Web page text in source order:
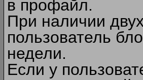
в профайл.
При наличии
пользователь
недели.
Если у